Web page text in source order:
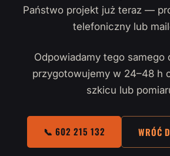
Państwo projekt już teraz —
telefoniczny lub
Odpowiadamy tego samego
przygotowujemy w 24–48 h
szkicu lub
📞 602 215 132 WRÓĆ